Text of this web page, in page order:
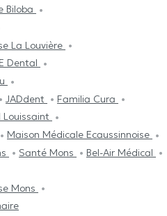
Biloba
La Louvière
Dental
JADdent
Familia Cura
Maison Médicale Ecaussinnoise
Santé Mons
Bel-Air Médical
Mons